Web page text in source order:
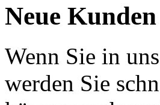
Neue Kunden
Wenn Sie in
werden Sie